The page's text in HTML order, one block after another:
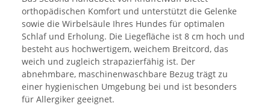
orthopädischen Komfort und unterstützt die Gelenke
sowie die Wirbelsäule Ihres Hundes für optimalen
Schlaf und Erholung. Die Liegefläche ist 8 cm hoch und
besteht aus hochwertigem, weichem Breitcord, das
weich und zugleich strapazierfähig ist. Der
abnehmbare, maschinenwaschbare Bezug trägt zu
einer hygienischen Umgebung bei und ist besonders
für Allergiker geeignet.